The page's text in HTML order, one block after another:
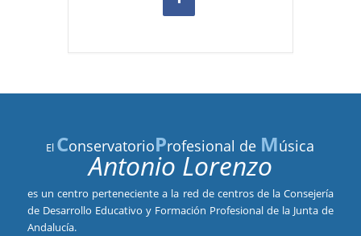
El ConservatorioProfesional de Música
Antonio Lorenzo
es un centro perteneciente a la red de centros de la Consejería
de Desarrollo Educativo y Formación Profesional de la Junta de
Andalucía.